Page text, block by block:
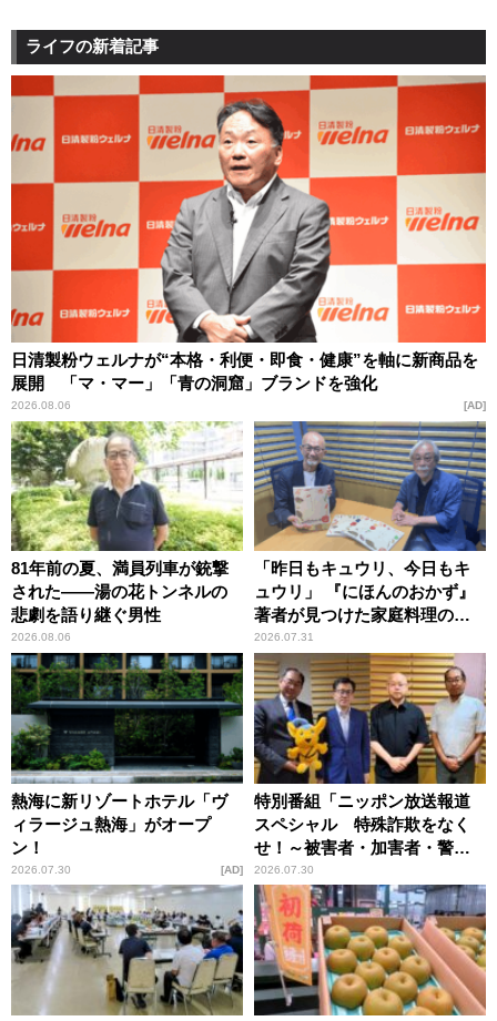
ライフの新着記事
日清製粉ウェルナが“本格・利便・即食・健康”を軸に新商品を
展開 「マ・マー」「青の洞窟」ブランドを強化
2026.08.06 AD
81年前の夏、満員列車が銃撃
された――湯の花トンネルの
悲劇を語り継ぐ男性
2026.08.06
「昨日もキュウリ、今日もキ
ュウリ」 『にほんのおかず』
著者が見つけた家庭料理の知
恵
2026.07.31
熱海に新リゾートホテル「ヴ
ィラージュ熱海」がオープ
ン！
2026.07.30 AD
特別番組「ニッポン放送報道
スペシャル 特殊詐欺をなく
せ！～被害者・加害者・警視
庁が語るトクリュウの実態
～」放送
2026.07.30